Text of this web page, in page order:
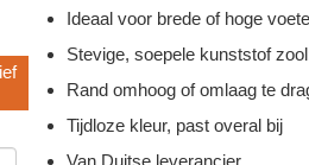
Ideaal voor brede of hoge
Stevige, soepele kunststof
Rand omhoog of omlaag te
Tijdloze kleur, past overal bij
Van Duitse leverancier